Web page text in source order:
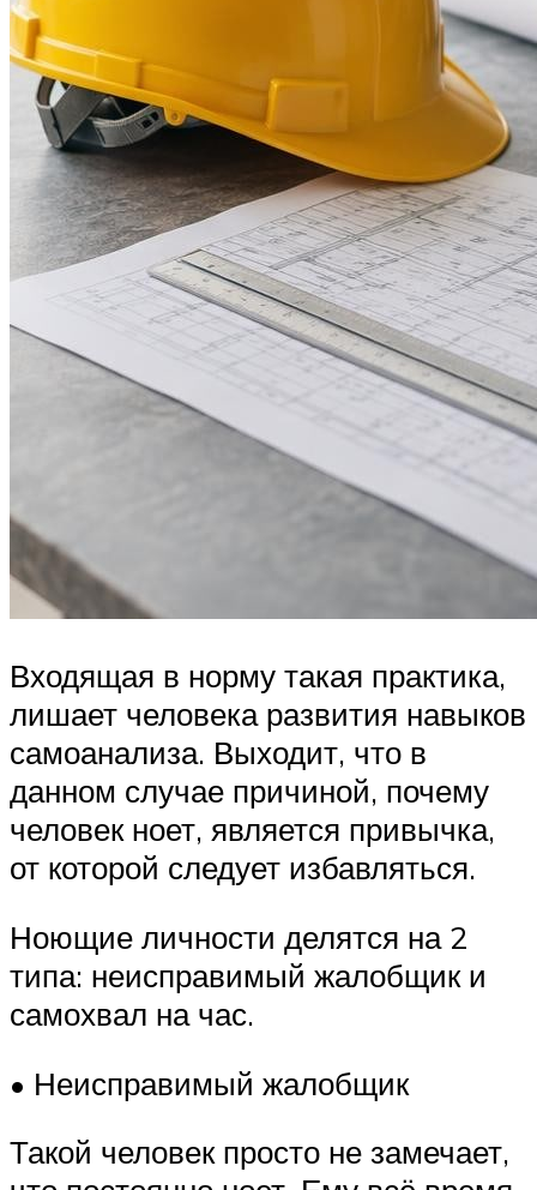
Входящая в норму такая практика,
лишает человека развития навыков
самоанализа. Выходит, что в
данном случае причиной, почему
человек ноет, является привычка,
от которой следует избавляться.
Ноющие личности делятся на 2
типа: неисправимый жалобщик и
самохвал на час.
• Неисправимый жалобщик
Такой человек просто не замечает,